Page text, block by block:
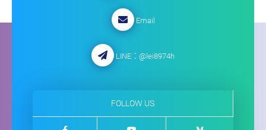
Email
LINE： @lei8974h
FOLLOW US